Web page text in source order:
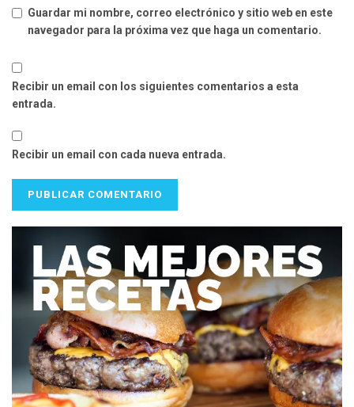
Guardar mi nombre, correo electrónico y sitio web en este
navegador para la próxima vez que haga un comentario.
Recibir un email con los siguientes comentarios a esta
entrada.
Recibir un email con cada nueva entrada.